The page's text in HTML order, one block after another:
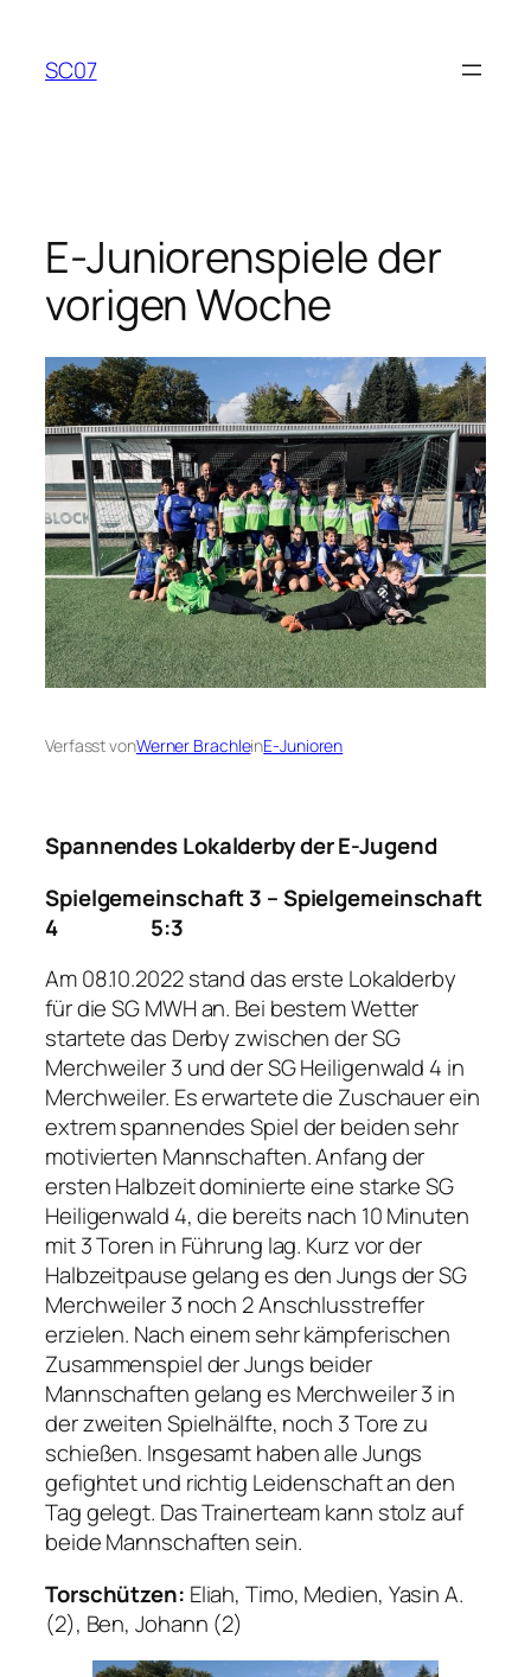
springen
SC07
E-Juniorenspiele der
vorigen Woche
Verfasst vonWerner BrachleinE-Junioren
Spannendes Lokalderby der E-Jugend
Spielgemeinschaft 3 – Spielgemeinschaft
4 5:3
Am 08.10.2022 stand das erste Lokalderby
für die SG MWH an. Bei bestem Wetter
startete das Derby zwischen der SG
Merchweiler 3 und der SG Heiligenwald 4 in
Merchweiler. Es erwartete die Zuschauer ein
extrem spannendes Spiel der beiden sehr
motivierten Mannschaften. Anfang der
ersten Halbzeit dominierte eine starke SG
Heiligenwald 4, die bereits nach 10 Minuten
mit 3 Toren in Führung lag. Kurz vor der
Halbzeitpause gelang es den Jungs der SG
Merchweiler 3 noch 2 Anschlusstreffer
erzielen. Nach einem sehr kämpferischen
Zusammenspiel der Jungs beider
Mannschaften gelang es Merchweiler 3 in
der zweiten Spielhälfte, noch 3 Tore zu
schießen. Insgesamt haben alle Jungs
gefightet und richtig Leidenschaft an den
Tag gelegt. Das Trainerteam kann stolz auf
beide Mannschaften sein.
Torschützen: Eliah, Timo, Medien, Yasin A.
(2), Ben, Johann (2)